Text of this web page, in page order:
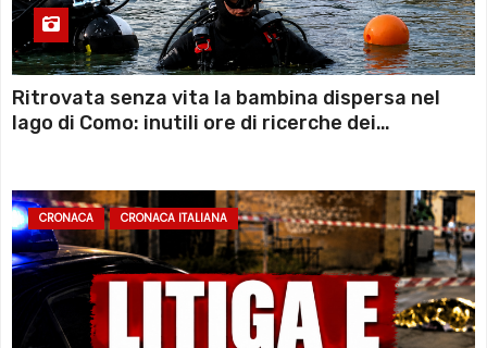
Ritrovata senza vita la bambina dispersa nel
lago di Como: inutili ore di ricerche dei
CRONACA CRONACA ITALIANA